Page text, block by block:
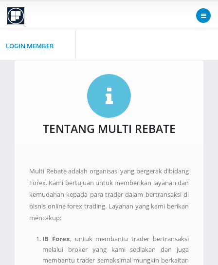
LOGIN MEMBER
TENTANG MULTI REBATE
Multi Rebate adalah organisasi yang bergerak dibidang
Forex. Kami bertujuan untuk memberikan layanan dan
kemudahan kepada para trader dalam bertransaksi di
bisnis online forex trading. Layanan yang kami berikan
mencakup:
IB Forex, untuk membantu trader bertransaksi
melalui broker yang kami sediakan dan juga
membantu trader semaksimal mungkin berkaitan